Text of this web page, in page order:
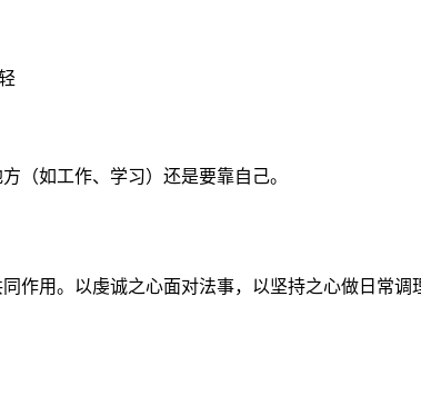
（如工作、学习）还是要靠自己。
作用。以虔诚之心面对法事，以坚持之心做日常